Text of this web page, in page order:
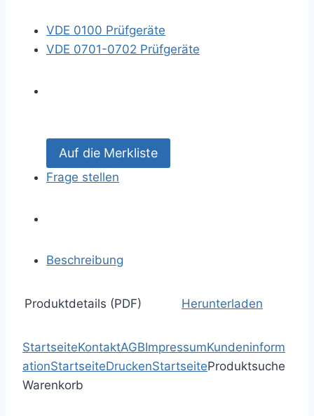
VDE 0100 Prüfgeräte
VDE 0701-0702 Prüfgeräte
Frage stellen
Beschreibung
Produktdetails (PDF) Herunterladen
StartseiteKontaktAGBImpressumKundeninform
ationStartseiteDruckenStartseiteProduktsuche
Warenkorb